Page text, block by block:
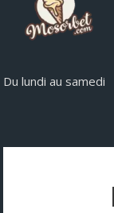
Du lundi au samedi